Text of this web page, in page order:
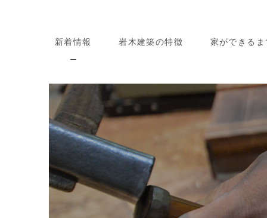
新着情報 岩木建築の特徴 家ができるま